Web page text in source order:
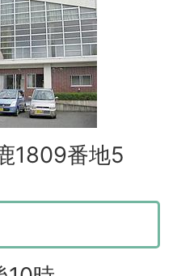
1809番地5